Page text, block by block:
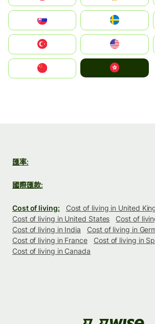
United States
中國香港特別行政區
匯率:
國際匯款:
Cost of living:
Cost of living in United
Cost of living in United States
Cost of
Cost of living in India
Cost of living in
Cost of living in France
Cost of living in
Cost of living in Canada